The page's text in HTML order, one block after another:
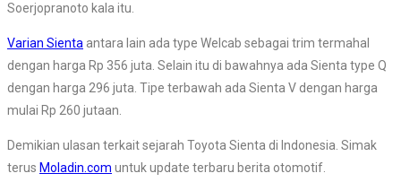
Soerjopranoto kala itu.
Varian Sienta antara lain ada type Welcab sebagai trim termahal
dengan harga Rp 356 juta. Selain itu di bawahnya ada Sienta type Q
dengan harga 296 juta. Tipe terbawah ada Sienta V dengan harga
mulai Rp 260 jutaan.
Demikian ulasan terkait sejarah Toyota Sienta di Indonesia. Simak
terus Moladin.com untuk update terbaru berita otomotif.